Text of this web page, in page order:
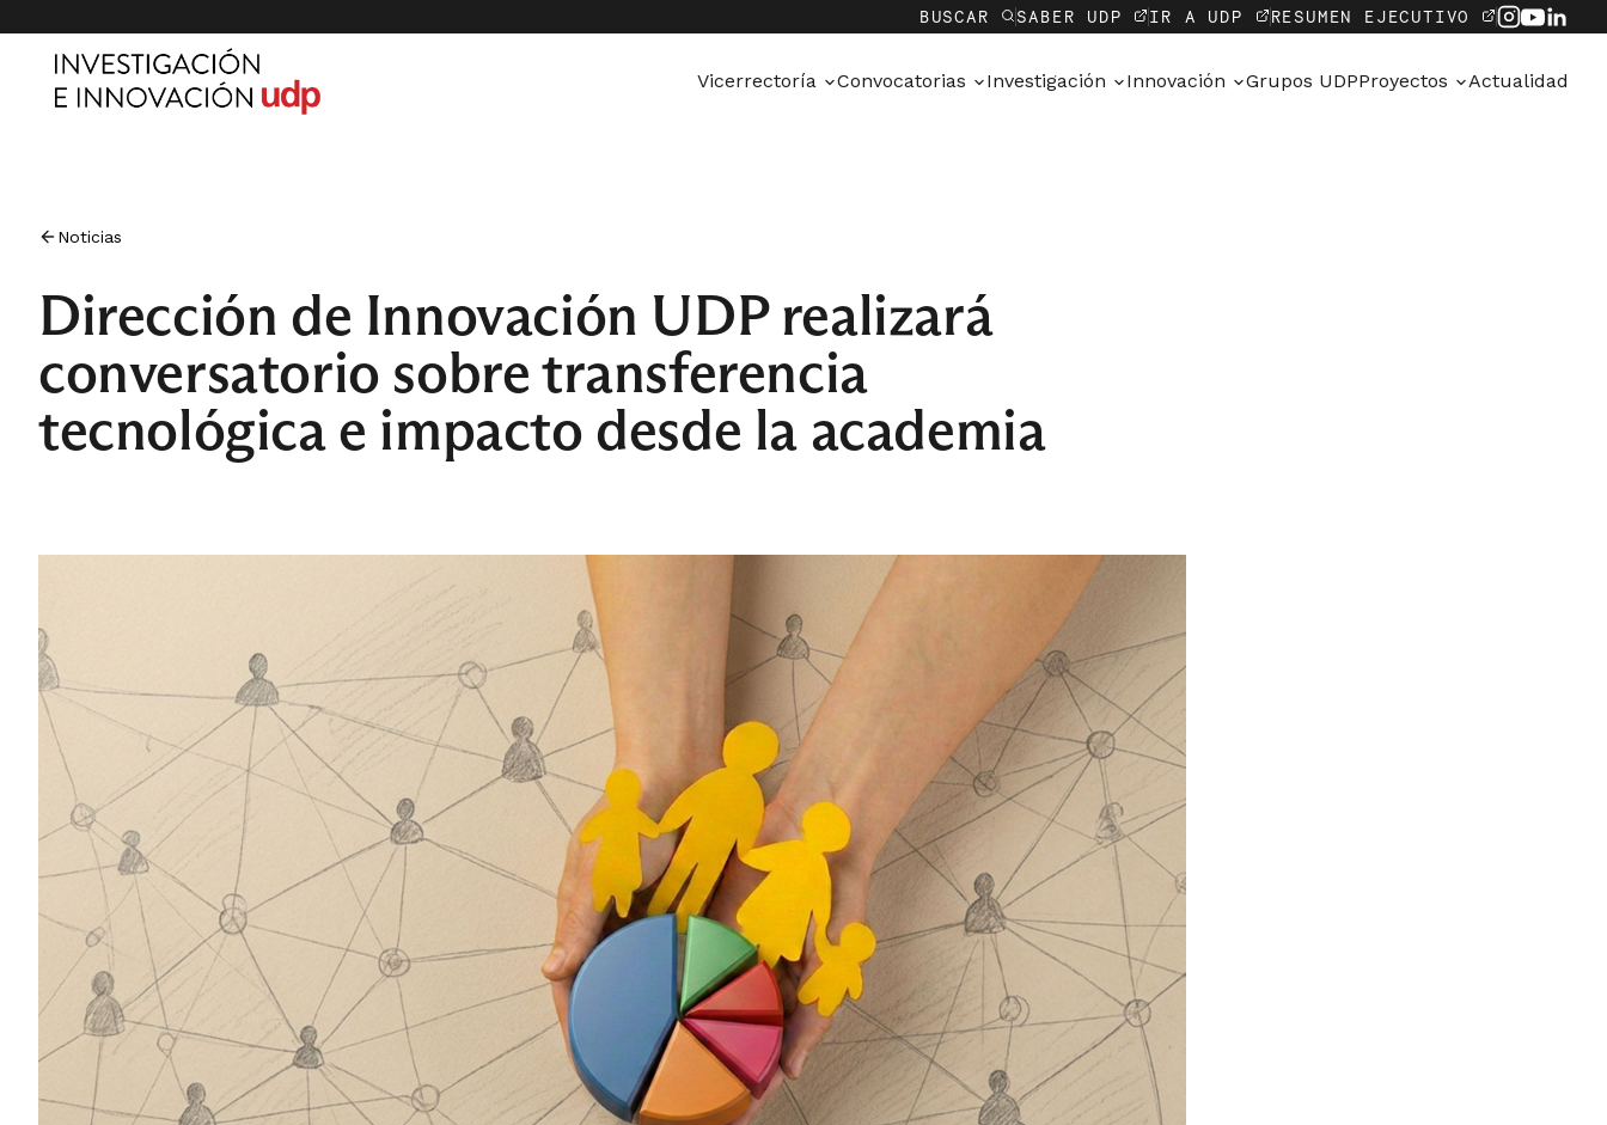
BUSCAR SABER UDP IR A UDP RESUMEN EJECUTIVO
Vicerrectoría Convocatorias Investigación Innovación Grupos UDPProyectos Actualidad
Noticias
Dirección de Innovación UDP realizará
conversatorio sobre transferencia
tecnológica e impacto desde la academia